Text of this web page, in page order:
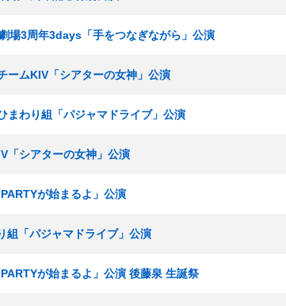
場3周年3days「手をつなぎながら」公演
ームKIV「シアターの女神」公演
まわり組「パジャマドライブ」公演
「シアターの女神」公演
が始まるよ」公演
組「パジャマドライブ」公演
が始まるよ」公演 後藤泉 生誕祭